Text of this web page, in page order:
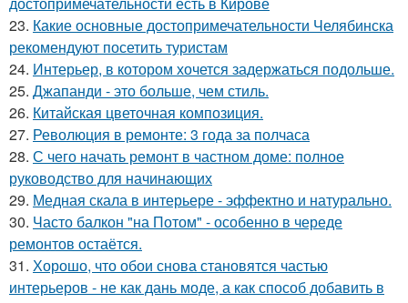
23. Какие основные достопримечательности Челябинска
рекомендуют посетить туристам
24. Интерьер, в котором хочется задержаться подольше.
25. Джапанди - это больше, чем стиль.
26. Китайская цветочная композиция.
27. Революция в ремонте: 3 года за полчаса
28. С чего начать ремонт в частном доме: полное
руководство для начинающих
29. Медная скала в интерьере - эффектно и натурально.
30. Часто балкон "на Потом" - особенно в череде
ремонтов остаётся.
31. Хорошо, что обои снова становятся частью
интерьеров - не как дань моде, а как способ добавить в